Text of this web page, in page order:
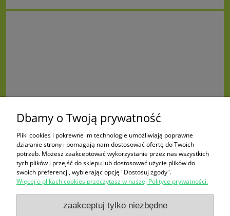
Zakupy
Pomoc
Dbamy o Twoją prywatność
Pliki cookies i pokrewne im technologie umożliwiają poprawne
działanie strony i pomagają nam dostosować ofertę do Twoich
potrzeb. Możesz zaakceptować wykorzystanie przez nas wszystkich
tych plików i przejść do sklepu lub dostosować użycie plików do
swoich preferencji, wybierając opcję "Dostosuj zgody".
Więcej o plikach cookies przeczytasz w naszej Polityce prywatności.
zaakceptuj tylko niezbędne